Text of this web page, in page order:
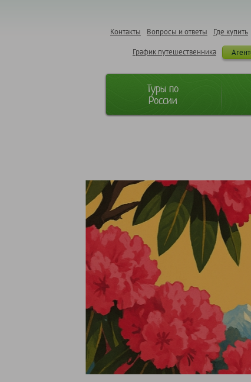
Где купить
Вопросы и ответы
Контакты
График путешественника
Туры по
России